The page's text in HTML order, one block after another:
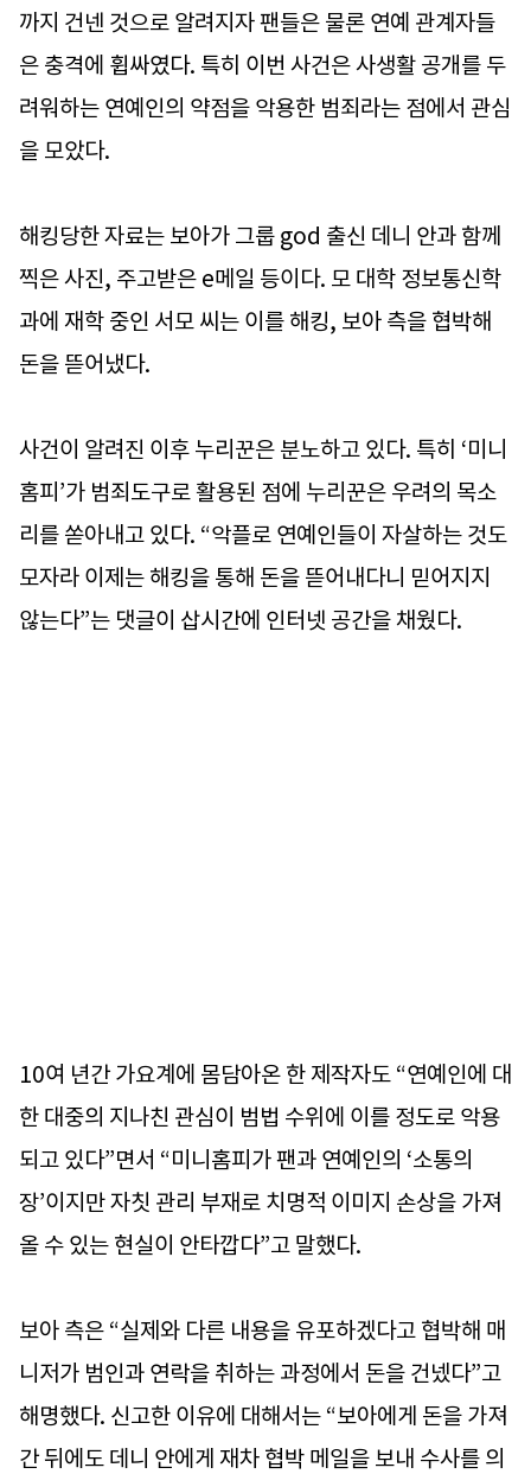
까지 건넨 것으로 알려지자 팬들은 물론 연예 관계자들
은 충격에 휩싸였다. 특히 이번 사건은 사생활 공개를 두
려워하는 연예인의 약점을 악용한 범죄라는 점에서 관심
을 모았다.
해킹당한 자료는 보아가 그룹 god 출신 데니 안과 함께
찍은 사진, 주고받은 e메일 등이다. 모 대학 정보통신학
과에 재학 중인 서모 씨는 이를 해킹, 보아 측을 협박해
돈을 뜯어냈다.
사건이 알려진 이후 누리꾼은 분노하고 있다. 특히 ‘미니
홈피’가 범죄도구로 활용된 점에 누리꾼은 우려의 목소
리를 쏟아내고 있다. “악플로 연예인들이 자살하는 것도
모자라 이제는 해킹을 통해 돈을 뜯어내다니 믿어지지
않는다”는 댓글이 삽시간에 인터넷 공간을 채웠다.
10여 년간 가요계에 몸담아온 한 제작자도 “연예인에 대
한 대중의 지나친 관심이 범법 수위에 이를 정도로 악용
되고 있다”면서 “미니홈피가 팬과 연예인의 ‘소통의
장’이지만 자칫 관리 부재로 치명적 이미지 손상을 가져
올 수 있는 현실이 안타깝다”고 말했다.
보아 측은 “실제와 다른 내용을 유포하겠다고 협박해 매
니저가 범인과 연락을 취하는 과정에서 돈을 건넸다”고
해명했다. 신고한 이유에 대해서는 “보아에게 돈을 가져
간 뒤에도 데니 안에게 재차 협박 메일을 보내 수사를 의